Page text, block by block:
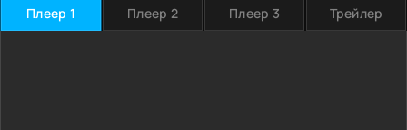
Плеер 1 Плеер 2 Плеер 3 Трейлер